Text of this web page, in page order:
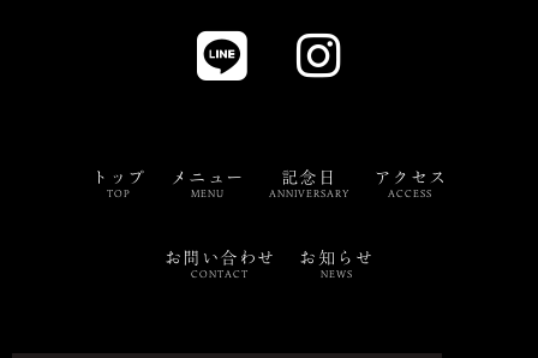
トップ
TOP
メニュー
MENU
記念日
ANNIVERSARY
アクセス
ACCESS
お問い合わせ
CONTACT
お知らせ
NEWS